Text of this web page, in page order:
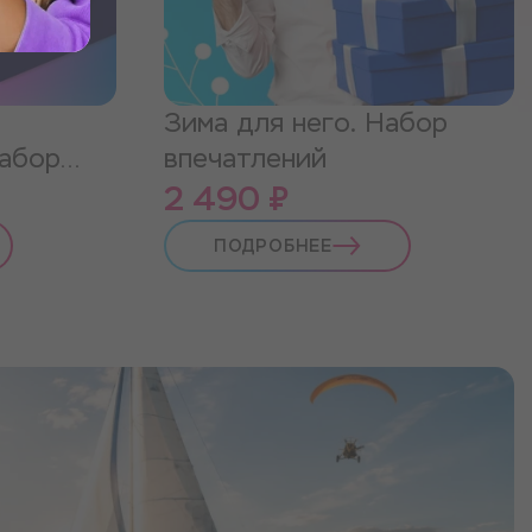
Зима для него. Набор
впечатлений
2 490 ₽
ПОДРОБНЕЕ